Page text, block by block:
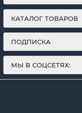
КАТАЛОГ ТОВАРОВ
ПОДПИСКА
МЫ В СОЦСЕТЯХ: